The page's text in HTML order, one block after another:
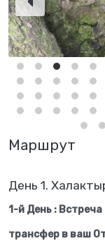
Маршрут
День 1.
1-й День :
трансфер в ваш